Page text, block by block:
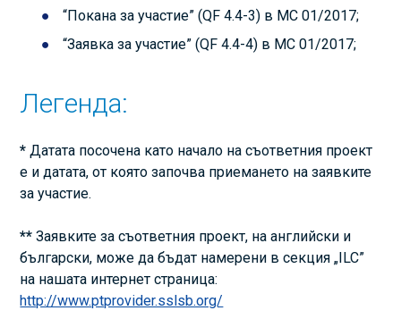
“Покана за участие” (QF 4.4-3) в МС 01/2017;
“Заявка за участие” (QF 4.4-4) в МС 01/2017;
Легенда:
* Датата посочена като начало на съответния проект
е и датата, от която започва приемането на заявките
за участие.
** Заявките за съответния проект, на английски и
български, може да бъдат намерени в секция „ILC”
на нашата интернет страница:
http://www.ptprovider.sslsb.org/